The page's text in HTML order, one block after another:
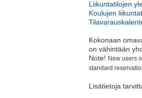
Liikuntatilojen
Koulujen
Kokonaan
on vähintään
Note! New users
standard
Lisätietoja